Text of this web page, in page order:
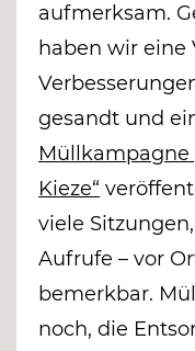
aufmerksam.
haben wir eine
gesandt und
Müllkampagne
Kieze“
viele
Aufrufe – vor
bemerkbar.
noch, die